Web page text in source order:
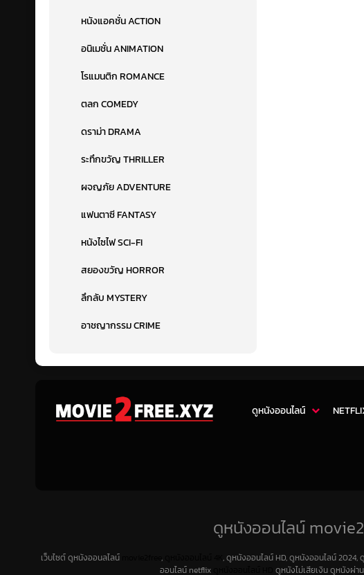
หนังแอคชั่น ACTION
อนิเมชั่น ANIMATION
โรแมนติก ROMANCE
ตลก COMEDY
ดราม่า DRAMA
ระทึกขวัญ THRILLER
ผจญภัย ADVENTURE
แฟนตาซี FANTASY
หนังไซไฟ SCI-FI
สยองขวัญ HORROR
ลึกลับ MYSTERY
อาชญากรรม CRIME
ดูหนังออนไลน์
ดูหนังออนไลน์
เว็บไซต์ ดูหนังออนลไลน์ ,
, ดูหนังออนไลน์ HD, ดูหนังออนไลน์ 2024,
ออนไลน์ netflix
ดูหนังไม่เสียเงิน ดูหนังผ่า